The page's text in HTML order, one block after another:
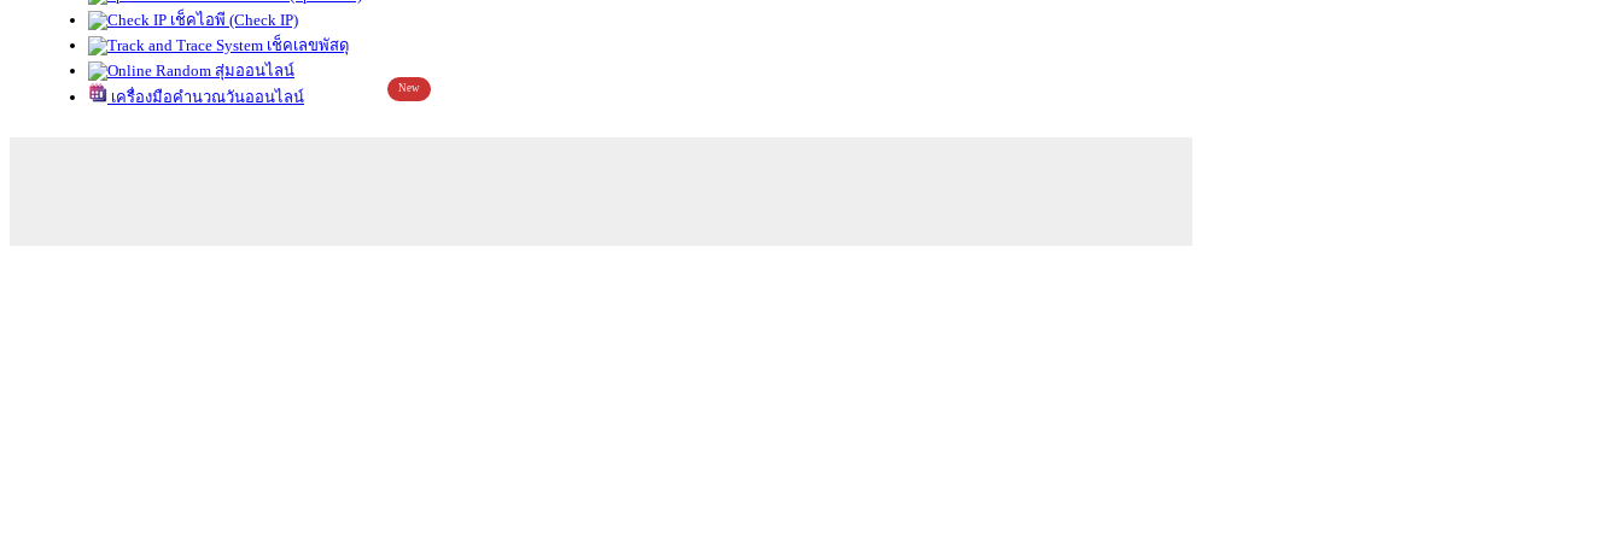
เช็คไอพี (Check IP)
เช็คเลขพัสดุ
สุ่มออนไลน์
เครื่องมือคำนวณวันออนไลน์
New